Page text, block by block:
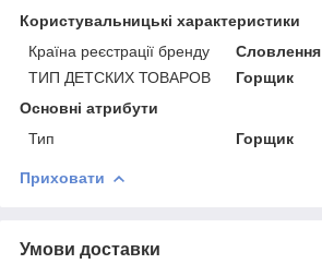
Користувальницькі характеристики
Країна реєстрації бренду
Словлення
ТИП ДЕТСКИХ ТОВАРОВ
Горщик
Основні атрибути
Тип
Горщик
Приховати
Умови доставки